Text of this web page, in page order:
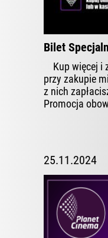
Bilet
Kup więcej i
przy zakupie
z nich
Promocja
25.11.2024